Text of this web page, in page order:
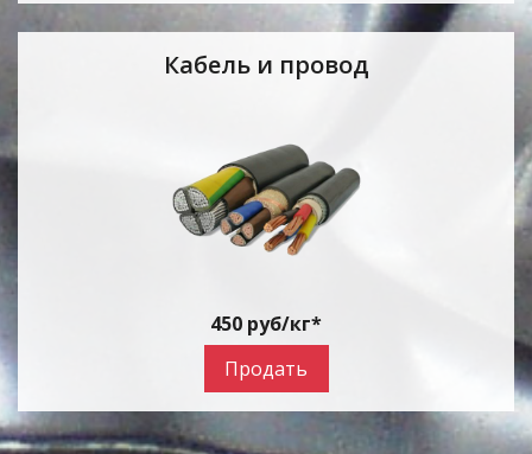
Кабель и провод
450 руб/кг*
Продать